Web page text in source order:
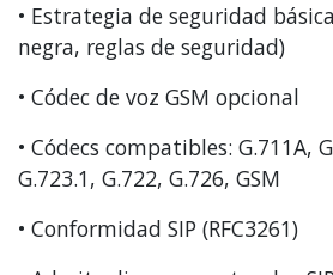
• Estrategia de seguridad
negra, reglas de seguridad)
• Códec de voz GSM opcional
• Códecs compatibles: G.711A,
G.723.1, G.722, G.726, GSM
• Conformidad SIP (RFC3261)